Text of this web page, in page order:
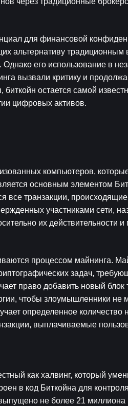
для финансовой
альтернативу
его использование в
вызвали критику и
остается самой
цифровых активов.
компьютеров,
основным элементом
все транзакции,
участниками сети,
их действительности
процессом майнинга.
задач,
право добавить новый блок
чтобы злоумышленники не
определенное
выплачиваемые
как халвинг, который
в код Биткойна для
не более 21